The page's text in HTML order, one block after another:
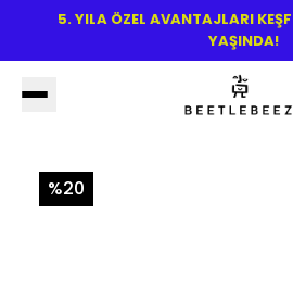
5. YILA ÖZEL AVANTAJLARI
YAŞINDA!
%20